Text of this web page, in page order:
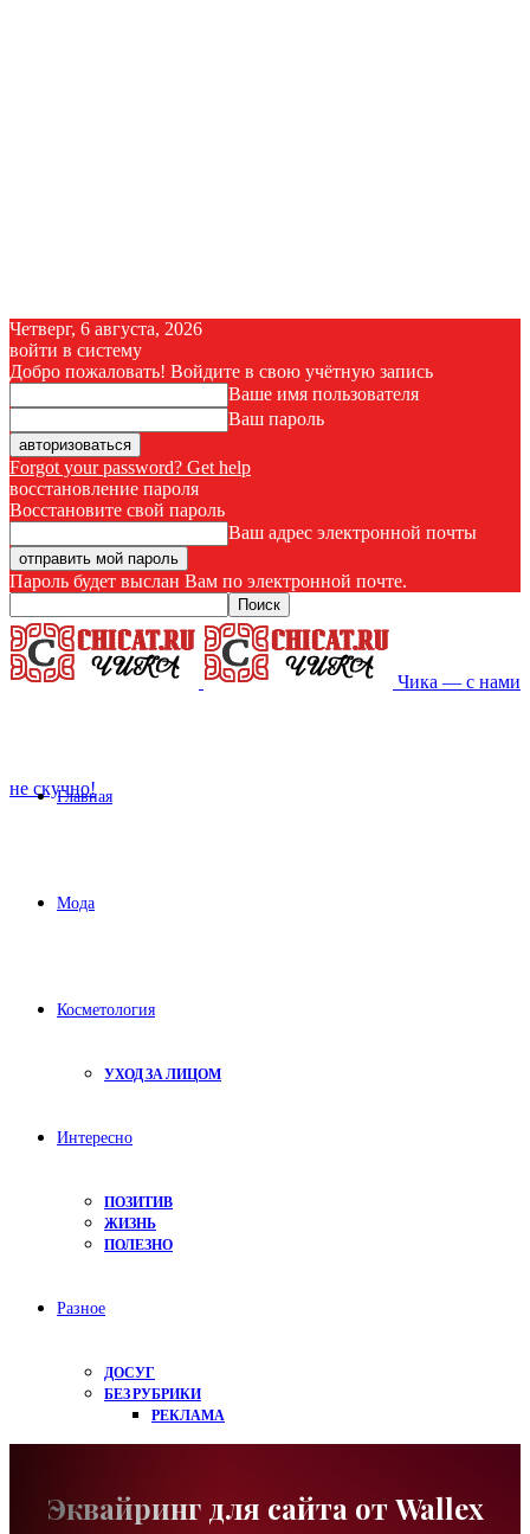
Четверг, 6 августа, 2026
войти в систему
Добро пожаловать! Войдите в свою учётную запись
Ваше имя пользователя
Ваш пароль
Forgot your password? Get help
восстановление пароля
Восстановите свой пароль
Ваш адрес электронной почты
Пароль будет выслан Вам по электронной почте.
Чика — с нами
не скучно!
Главная
Мода
Косметология
УХОД ЗА ЛИЦОМ
Интересно
ПОЗИТИВ
ЖИЗНЬ
ПОЛЕЗНО
Разное
ДОСУГ
БЕЗ РУБРИКИ
РЕКЛАМА
Эквайринг для сайта от Wallex